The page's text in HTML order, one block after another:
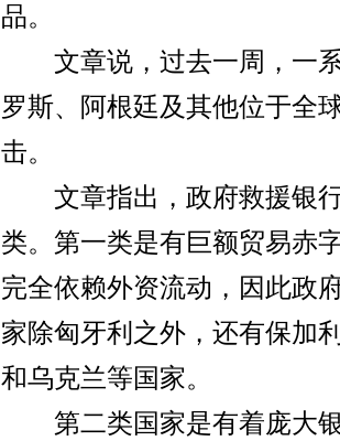
品。
文章说，过去一周，一系
罗斯、阿根廷及其他位于全
击。
文章指出，政府救援银行
类。第一类是有巨额贸易赤
完全依赖外资流动，因此政
家除匈牙利之外，还有保加
和乌克兰等国家。
第二类国家是有着庞大银